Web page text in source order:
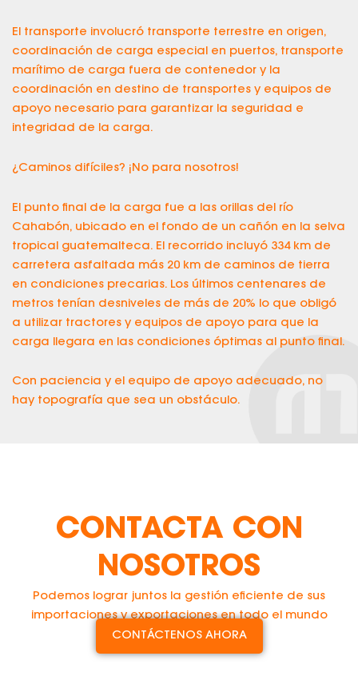
El transporte involucró transporte terrestre en origen,
coordinación de carga especial en puertos, transporte
marítimo de carga fuera de contenedor y la
coordinación en destino de transportes y equipos de
apoyo necesario para garantizar la seguridad e
integridad de la carga.
¿Caminos difíciles? ¡No para nosotros!
El punto final de la carga fue a las orillas del río
Cahabón, ubicado en el fondo de un cañón en la selva
tropical guatemalteca. El recorrido incluyó 334 km de
carretera asfaltada más 20 km de caminos de tierra
en condiciones precarias. Los últimos centenares de
metros tenían desniveles de más de 20% lo que obligó
a utilizar tractores y equipos de apoyo para que la
carga llegara en las condiciones óptimas al punto final.
Con paciencia y el equipo de apoyo adecuado, no
hay topografía que sea un obstáculo.
CONTACTA CON
NOSOTROS
Podemos lograr juntos la gestión eficiente de sus
importaciones y exportaciones en todo el mundo
CONTÁCTENOS AHORA